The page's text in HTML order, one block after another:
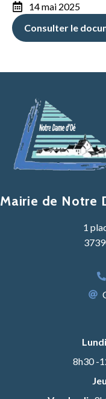
14 mai 2025
Consulter le
Mairie de Notre
1
8h30 -